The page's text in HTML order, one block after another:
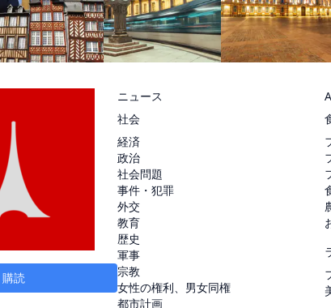
購読
ニュース
社会
経済
政治
社会問題
事件・犯罪
外交
教育
歴史
軍事
宗教
女性の権利、男女同権
都市計画